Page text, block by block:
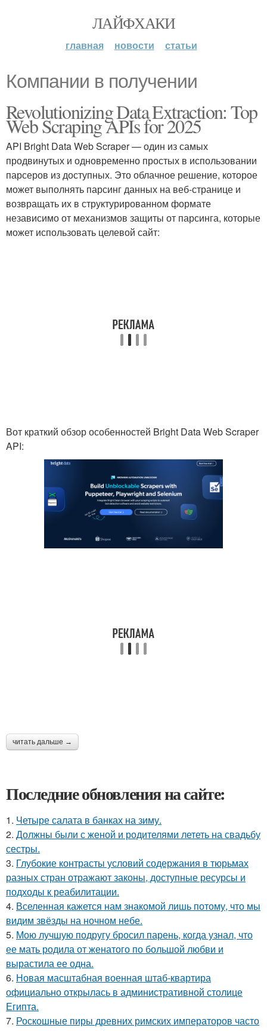
ЛАЙФХАКИ
главная новости статьи
Компании в получении
Revolutionizing Data Extraction: Top
Web Scraping APIs for 2025
API Bright Data Web Scraper — один из самых
продвинутых и одновременно простых в использовании
парсеров из доступных. Это облачное решение, которое
может выполнять парсинг данных на веб-странице и
возвращать их в структурированном формате
независимо от механизмов защиты от парсинга, которые
может использовать целевой сайт:
Вот краткий обзор особенностей Bright Data Web Scraper
API:
читать дальше →
Последние обновления на сайте:
1. Четыре салата в банках на зиму.
2. Должны были с женой и родителями лететь на свадьбу
сестры.
3. Глубокие контрасты условий содержания в тюрьмах
разных стран отражают законы, доступные ресурсы и
подходы к реабилитации.
4. Вселенная кажется нам знакомой лишь потому, что мы
видим звёзды на ночном небе.
5. Мою лучшую подругу бросил парень, когда узнал, что
ее мать родила от женатого по большой любви и
вырастила ее одна.
6. Новая масштабная военная штаб-квартира
официально открылась в административной столице
Египта.
7. Роскошные пиры древних римских императоров часто